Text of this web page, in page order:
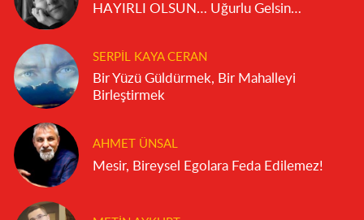
HAYIRLI OLSUN… Uğurlu Gelsin…
SERPIL KAYA CERAN
Bir Yüzü Güldürmek, Bir Mahalleyi
Birleştirmek
AHMET ÜNSAL
Mesir, Bireysel Egolara Feda Edilemez!